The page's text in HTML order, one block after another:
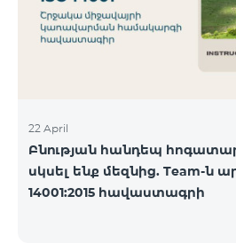
22 April
Բնության հանդեպ
սկսել ենք մեզնից. Team-ն
14001:2015 հավաստագրի